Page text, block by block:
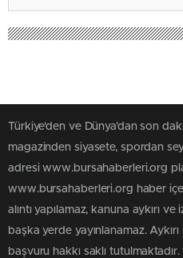
Türkiye'den ve Dünya’dan son
magazinden siyasete, spordan
adresi www.bursahaberleri.org
www.bursahaberleri.org haber
alıntı yapılamaz, kanuna aykırı
başka yerde yayınlanamaz.
başvuru hakkı saklı